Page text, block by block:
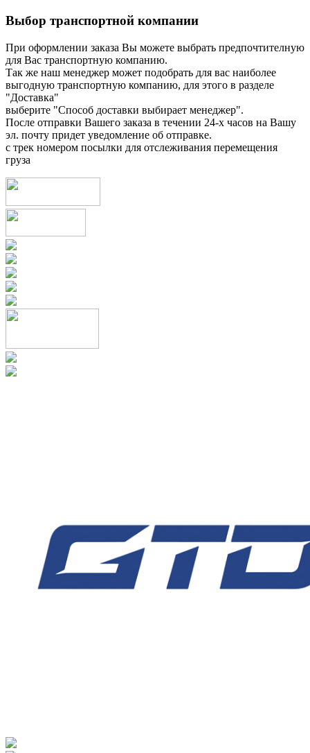
Выбор транспортной компании
При оформлении заказа Вы можете выбрать предпочтителную
для Вас транспортную компанию.
Так же наш менеджер может подобрать для вас наиболее
выгодную транспортную компанию, для этого в разделе
"Доставка"
выберите "Способ доставки выбирает менеджер".
После отправки Вашего заказа в течении 24-х часов на Вашу
эл. почту придет уведомление об отправке.
с трек номером посылки для отслеживания перемещения
груза